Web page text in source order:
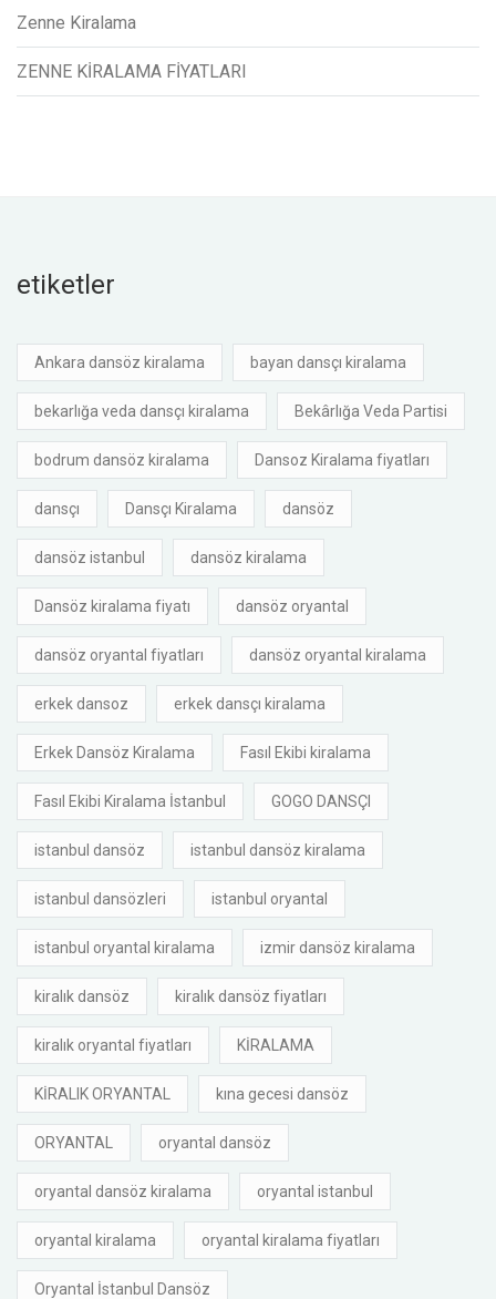
Zenne Kiralama
ZENNE KİRALAMA FİYATLARI
etiketler
Ankara dansöz kiralama bayan dansçı kiralama
bekarlığa veda dansçı kiralama Bekârlığa Veda Partisi
bodrum dansöz kiralama Dansoz Kiralama fiyatları
dansçı Dansçı Kiralama dansöz
dansöz istanbul dansöz kiralama
Dansöz kiralama fiyatı dansöz oryantal
dansöz oryantal fiyatları dansöz oryantal kiralama
erkek dansoz erkek dansçı kiralama
Erkek Dansöz Kiralama Fasıl Ekibi kiralama
Fasıl Ekibi Kiralama İstanbul GOGO DANSÇI
istanbul dansöz istanbul dansöz kiralama
istanbul dansözleri istanbul oryantal
istanbul oryantal kiralama izmir dansöz kiralama
kiralık dansöz kiralık dansöz fiyatları
kiralık oryantal fiyatları KİRALAMA
KİRALIK ORYANTAL kına gecesi dansöz
ORYANTAL oryantal dansöz
oryantal dansöz kiralama oryantal istanbul
oryantal kiralama oryantal kiralama fiyatları
Oryantal İstanbul Dansöz